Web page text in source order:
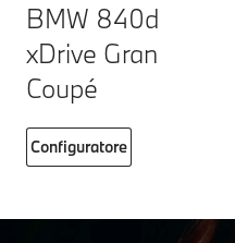
BMW 840d
xDrive Gran
Coupé
Configuratore